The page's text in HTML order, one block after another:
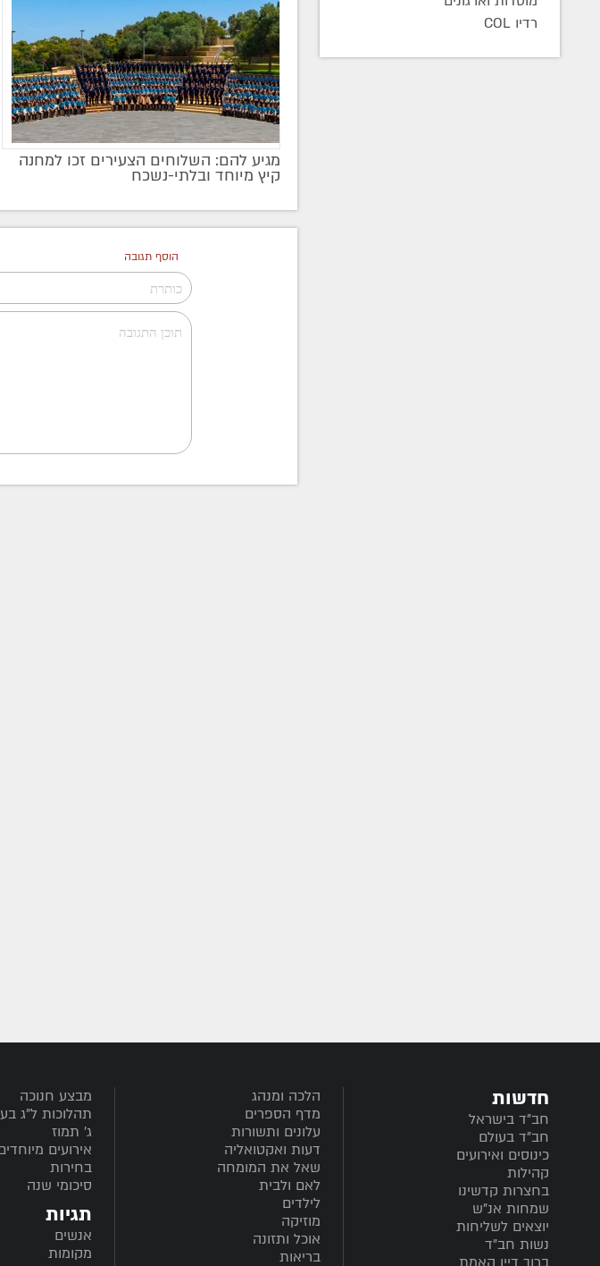
רדיו COL
מגיע להם: השלוחים הצעירים זכו למחנה
קיץ מיוחד ובלתי-נשכח
הוסף תגובה
חדשות
חב”ד בישראל
חב”ד בעולם
כינוסים ואירועים
קהילות
בחצרות קדשינו
שמחות אנ"ש
יוצאים לשליחות
נשות חב"ד
הלכה ומנהג
מדף הספרים
עלונים ותשורות
דעות ואקטואליה
שאל את המומחה
לאם ולבית
לילדים
מוזיקה
אוכל ותזונה
בריאות
מבצע חנוכה
תהלוכות ל"ג
ג' תמוז
אירועים
בחירות
סיכומי שנה
תגיות
אנשים
מקומות